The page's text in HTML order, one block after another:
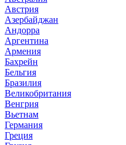
Австрия
Азербайджан
Андорра
Аргентина
Армения
Бахрейн
Бельгия
Бразилия
Великобритания
Венгрия
Вьетнам
Германия
Греция